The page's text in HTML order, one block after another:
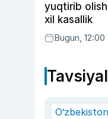
yuqtirib olish
xil kasallik
Bugun, 12:00
O‘zbekiston